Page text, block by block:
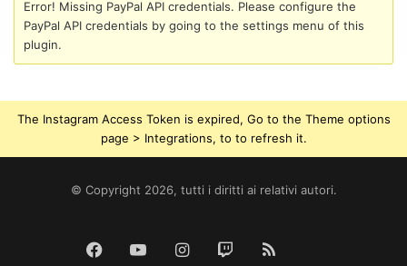
Error! Missing PayPal API credentials. Please configure the
PayPal API credentials by going to the settings menu of this
plugin.
The Instagram Access Token is expired, Go to the Theme options
page > Integrations, to to refresh it.
© Copyright 2026, tutti i diritti ai relativi autori.
FacebookYouTubeInstagram
Twitch